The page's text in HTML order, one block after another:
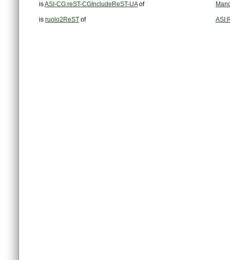
isASI-CG:reST-CGIncludeReST-UAof
is ruolo2ReST of